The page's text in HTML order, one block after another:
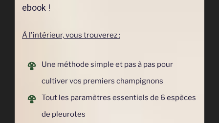
ebook !
À l'intérieur, vous trouverez :
Une méthode simple et pas à pas pour
cultiver vos premiers champignons
Tout les paramètres essentiels de 6 espèces
de pleurotes